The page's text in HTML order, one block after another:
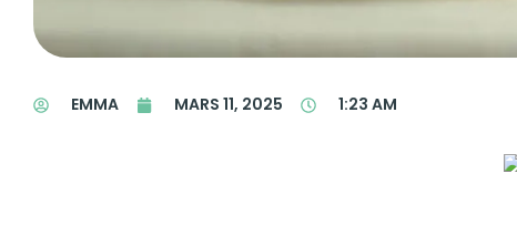
EMMA MARS 11, 2025 1:23 AM